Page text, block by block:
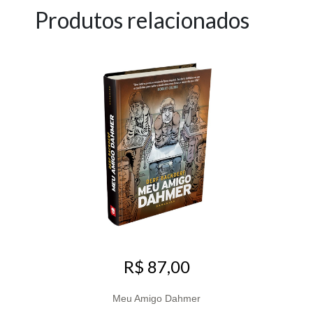
Produtos relacionados
R$ 87,00
Meu Amigo Dahmer